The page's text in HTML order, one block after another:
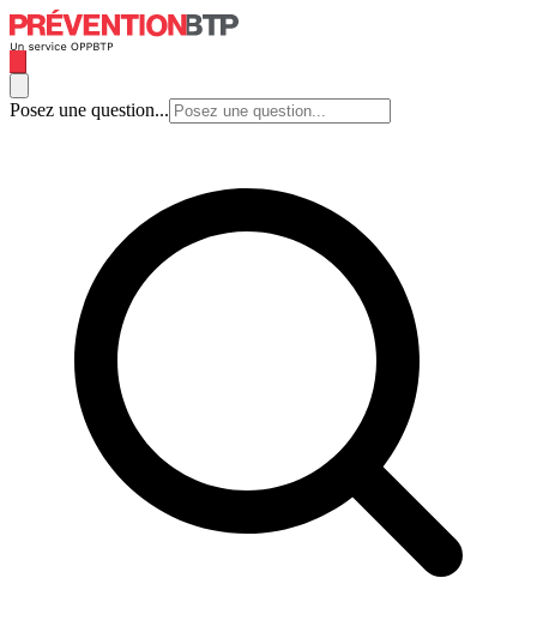
Posez une question...